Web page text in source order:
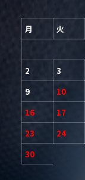
月
火
2
3
9
10
16
17
23
24
30